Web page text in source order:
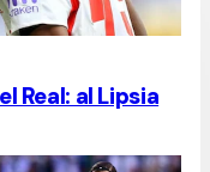
Real: al Lipsia